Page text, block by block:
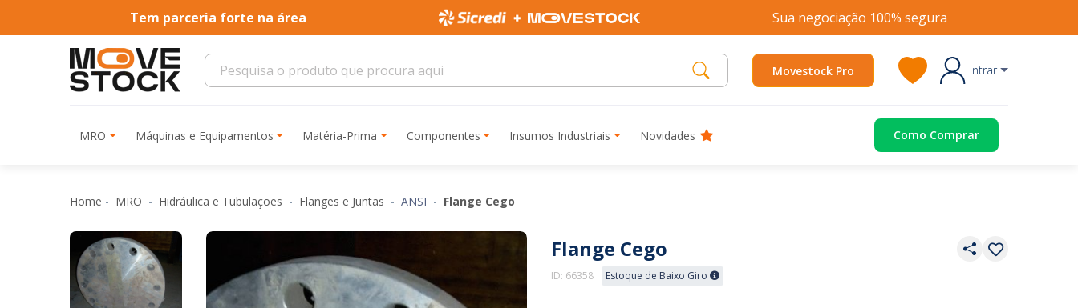
Tem parceria forte na área Sua negociação 100% segura
Movestock Pro Entrar
MRO Máquinas e Equipamentos Matéria-Prima Componentes Insumos Industriais Novidades Como Comprar
Home MRO Hidráulica e Tubulações Flanges e Juntas ANSI Flange Cego
Flange Cego
ID: 66358 Estoque de Baixo Giro